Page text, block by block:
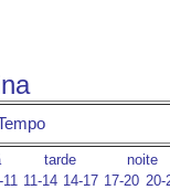
tarde
noite
11-14 14-17 17-20 20-